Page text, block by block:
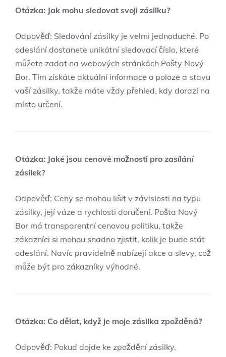
Otázka: Jak mohu sledovat ⁤svoji zásilku?
Odpověď: Sledování zásilky je velmi jednoduché. Po
odeslání dostanete unikátní sledovací číslo,⁤ které
můžete zadat na webových stránkách‌ Pošty Nový
Bor. Tím získáte aktuální informace o⁣ poloze a stavu
vaší⁢ zásilky,‌ takže máte vždy přehled, ​kdy dorazí na
místo určení.
Otázka: Jaké jsou cenové možnosti ⁣pro zasílání
zásilek?
Odpověď: Ceny se mohou lišit v závislosti na typu
‌zásilky, její váze a rychlosti⁣ doručení. Pošta Nový
Bor má transparentní cenovou politiku, takže
zákazníci⁣ si mohou snadno zjistit, kolik je bude stát
odeslání. Navíc pravidelně nabízejí akce a slevy, což
může být pro zákazníky výhodné.
Otázka: Co dělat, když je moje zásilka zpožděná?
Odpověď: Pokud dojde ke zpoždění zásilky,